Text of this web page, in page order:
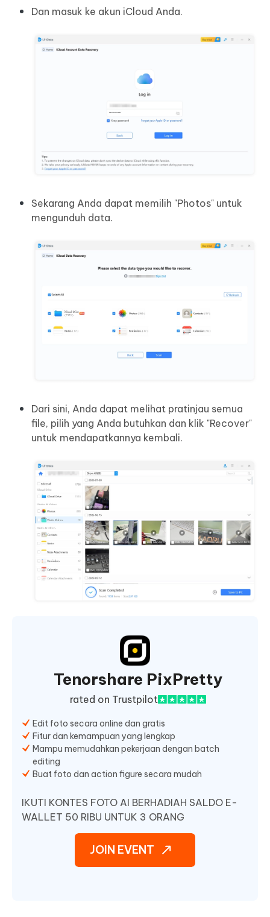
Dan masuk ke akun iCloud Anda.
Sekarang Anda dapat memilih "Photos" untuk
mengunduh data.
Dari sini, Anda dapat melihat pratinjau semua
file, pilih yang Anda butuhkan dan klik "Recover"
untuk mendapatkannya kembali.
Tenorshare PixPretty
rated on Trustpilot
Edit foto secara online dan gratis
Fitur dan kemampuan yang lengkap
Mampu memudahkan pekerjaan dengan batch
editing
Buat foto dan action figure secara mudah
IKUTI KONTES FOTO AI BERHADIAH SALDO E-
WALLET 50 RIBU UNTUK 3 ORANG
JOIN EVENT